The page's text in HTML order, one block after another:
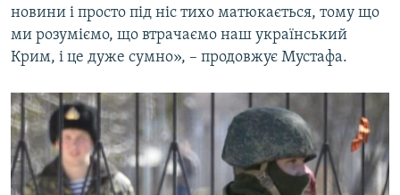
новини і просто під ніс тихо матюкається, тому що
ми розуміємо, що втрачаємо наш український
Крим, і це дуже сумно», – продовжує Мустафа.